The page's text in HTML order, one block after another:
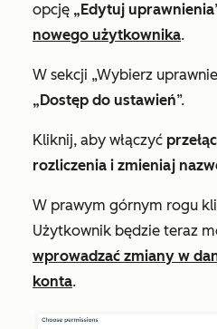
opcję „Edytuj uprawnienia
nowego użytkownika.
W sekcji „Wybierz
„Dostęp do ustawień”.
Kliknij, aby włączyć
rozliczenia i zmieniaj
W prawym górnym rogu
Użytkownik będzie teraz
wprowadzać zmiany w
konta.